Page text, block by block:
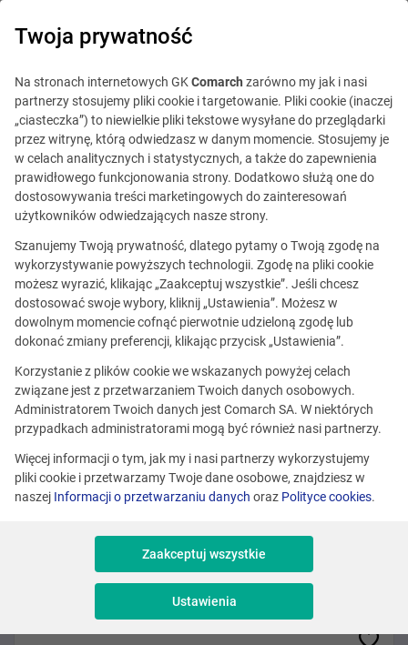
Ta oferta jest już
nieaktualna.
Zobacz podobne oferty
Różne lokalizacje
Twoja prywatność
Na stronach internetowych GKComarch zarówno my jak i nasi
partnerzy stosujemy pliki cookie i targetowanie. Pliki cookie (inaczej
„ciasteczka”) to niewielkie pliki tekstowe wysyłane do przeglądarki
przez witrynę, którą odwiedzasz w danym momencie. Stosujemy je
w celach analitycznych i statystycznych, a także do zapewnienia
prawidłowego funkcjonowania strony. Dodatkowo służą one do
dostosowywania treści marketingowych do zainteresowań
użytkowników odwiedzających nasze strony.
Szanujemy Twoją prywatność, dlatego pytamy o Twoją zgodę na
wykorzystywanie powyższych technologii. Zgodę na pliki cookie
możesz wyrazić, klikając „Zaakceptuj wszystkie”. Jeśli chcesz
dostosować swoje wybory, kliknij „Ustawienia”. Możesz w
dowolnym momencie cofnąć pierwotnie udzieloną zgodę lub
dokonać zmiany preferencji, klikając przycisk „Ustawienia”.
Korzystanie z plików cookie we wskazanych powyżej celach
związane jest z przetwarzaniem Twoich danych osobowych.
Administratorem Twoich danych jest Comarch SA. W niektórych
przypadkach administratorami mogą być również nasi partnerzy.
Więcej informacji o tym, jak my i nasi partnerzy wykorzystujemy
pliki cookie i przetwarzamy Twoje dane osobowe, znajdziesz w
naszej Informacji o przetwarzaniu danych oraz Polityce cookies.
Zaakceptuj wszystkie
Ustawienia